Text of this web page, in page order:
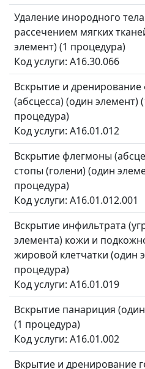
Удаление инородного
рассечением мягких
элемент) (1 процедура)
Код услуги: A16.30.066
Вскрытие и
(абсцесса) (один элемент)
процедура)
Код услуги: A16.01.012
Вскрытие флегмоны
стопы (голени) (один
процедура)
Код услуги: A16.01.012.001
Вскрытие инфильтрата
элемента) кожи и
жировой клетчатки (один
процедура)
Код услуги: A16.01.019
Вскрытие панариция
(1 процедура)
Код услуги: A16.01.002
Вкрытие и дренирование